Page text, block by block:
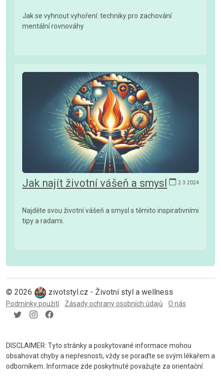
Jak se vyhnout vyhoření: techniky pro zachování
mentální rovnováhy
2.3.2024
Jak najít životní vášeň a smysl
Najděte svou životní vášeň a smysl s těmito inspirativními
tipy a radami.
© 2026 zivotstyl.cz - Životní styl a wellness
Podmínky použití Zásady ochrany osobních údajů O nás
DISCLAIMER: Tyto stránky a poskytované informace mohou
obsahovat chyby a nepřesnosti, vždy se poraďte se svým lékařem a
odborníkem. Informace zde poskytnuté považujte za orientační.